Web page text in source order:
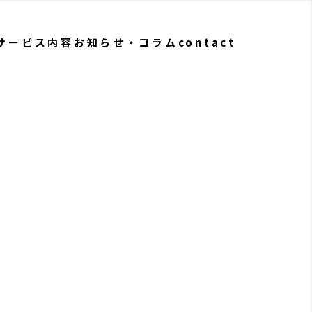
ービス内容 お知らせ・コラム contact